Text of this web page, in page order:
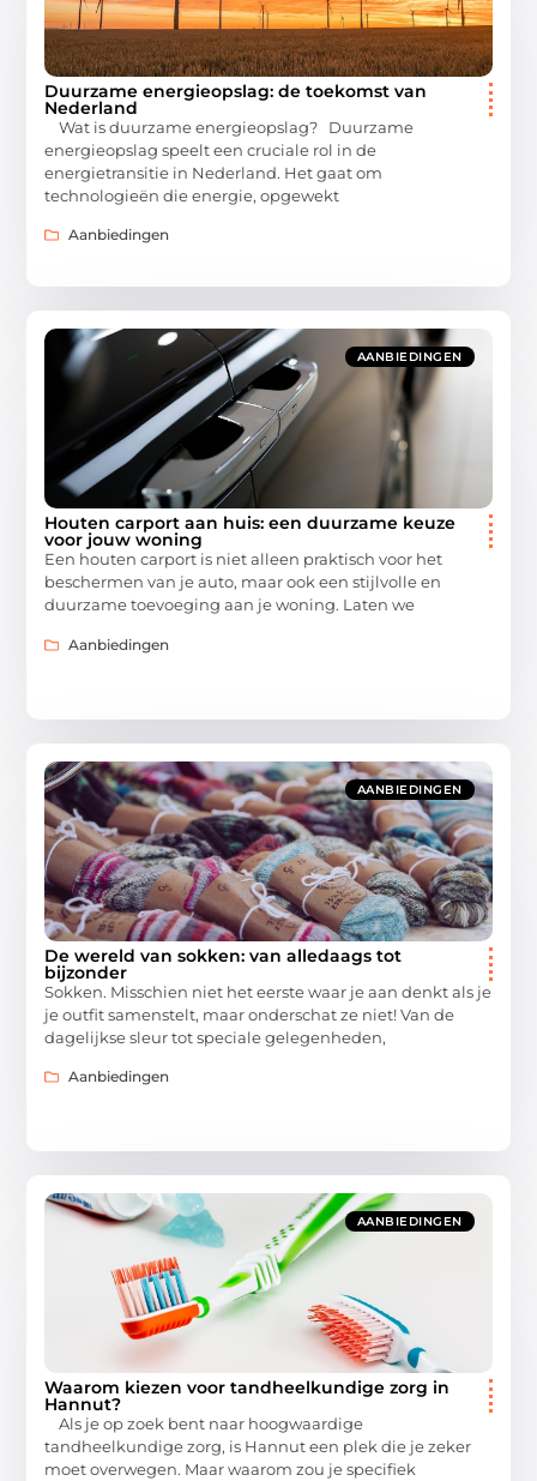
Duurzame energieopslag: de toekomst van
Nederland
Wat is duurzame energieopslag? Duurzame
energieopslag speelt een cruciale rol in de
energietransitie in Nederland. Het gaat om
technologieën die energie, opgewekt
Aanbiedingen
AANBIEDINGEN
Houten carport aan huis: een duurzame keuze
voor jouw woning
Een houten carport is niet alleen praktisch voor het
beschermen van je auto, maar ook een stijlvolle en
duurzame toevoeging aan je woning. Laten we
Aanbiedingen
AANBIEDINGEN
De wereld van sokken: van alledaags tot
bijzonder
Sokken. Misschien niet het eerste waar je aan denkt als je
je outfit samenstelt, maar onderschat ze niet! Van de
dagelijkse sleur tot speciale gelegenheden,
Aanbiedingen
AANBIEDINGEN
Waarom kiezen voor tandheelkundige zorg in
Hannut?
Als je op zoek bent naar hoogwaardige
tandheelkundige zorg, is Hannut een plek die je zeker
moet overwegen. Maar waarom zou je specifiek